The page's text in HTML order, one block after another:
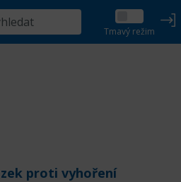
Tmavý režim
proti vyhoření